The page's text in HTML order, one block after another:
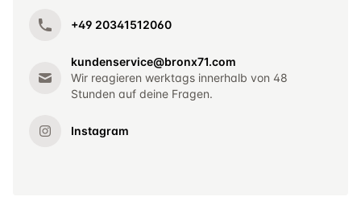
+49 20341512060
kundenservice@bronx71.com
Wir reagieren werktags innerhalb von 48
Stunden auf deine Fragen.
Instagram